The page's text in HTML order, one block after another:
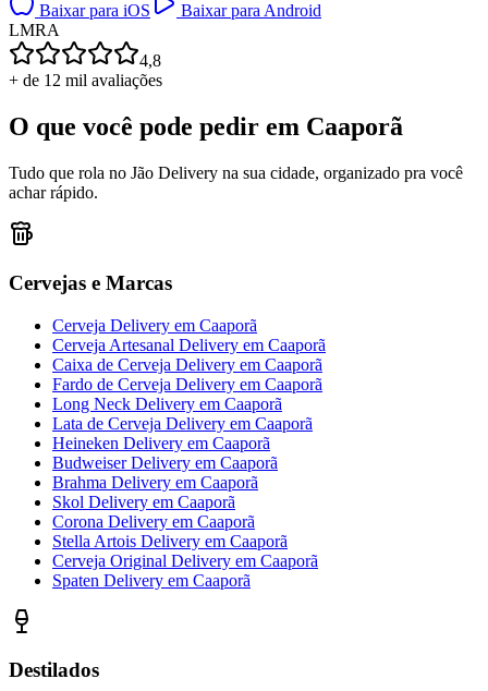
Baixar para iOS
Baixar para Android
LMRA
4,8
+ de 12 mil avaliações
O que você pode pedir em Caaporã
Tudo que rola no Jão Delivery na sua cidade, organizado pra você
achar rápido.
Cervejas e Marcas
Cerveja Delivery em Caaporã
Cerveja Artesanal Delivery em Caaporã
Caixa de Cerveja Delivery em Caaporã
Fardo de Cerveja Delivery em Caaporã
Long Neck Delivery em Caaporã
Lata de Cerveja Delivery em Caaporã
Heineken Delivery em Caaporã
Budweiser Delivery em Caaporã
Brahma Delivery em Caaporã
Skol Delivery em Caaporã
Corona Delivery em Caaporã
Stella Artois Delivery em Caaporã
Cerveja Original Delivery em Caaporã
Spaten Delivery em Caaporã
Destilados